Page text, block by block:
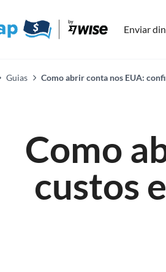
Enviar
Guias Como abrir conta nos EUA:
Como
custos